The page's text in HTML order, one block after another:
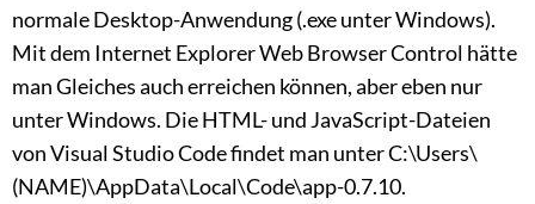
normale Desktop-Anwendung (.exe unter Windows).
Mit dem Internet Explorer Web Browser Control hätte
man Gleiches auch erreichen können, aber eben nur
unter Windows. Die HTML- und JavaScript-Dateien
von Visual Studio Code findet man unter C:\Users\
(NAME)\AppData\Local\Code\app-0.7.10.